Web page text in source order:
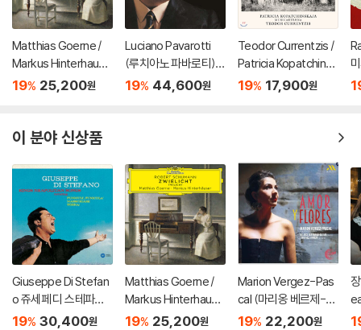
Matthias Goerne /
Markus Hinterhause
r 슈만: 황혼 (가곡집)
19% 25,200원
Luciano Pavarotti
(루치아노 파바로티) -
이탈리아 오페라 리마
19% 44,600원
Teodor Currentzis /
Patricia Kopatchinsk
aja 차이코프스키: 바이
19% 17,900원
이 분야 신상품
Giuseppe Di Stefan
o 쥬세페 디 스테파노
가 부르는 나폴리 민요
19% 30,400원
Matthias Goerne /
Markus Hinterhause
r 슈만: 황혼 (가곡집)
19% 25,200원
Marion Vergez-Pas
cal (마리옹 베르제-파
스칼) - 사랑과 꽃 (Am
19% 22,200원